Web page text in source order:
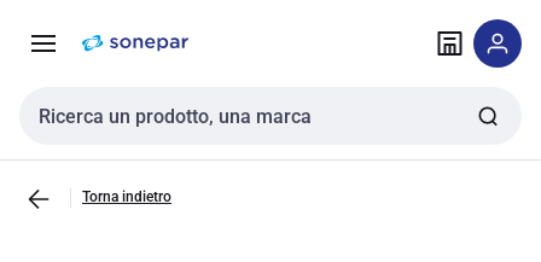
navigazione alla
Cerca input
Torna indietro